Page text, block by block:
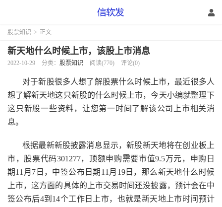
股票知识 > 正文
新天地什么时候上市，该股上市消息
2022-10-29 分类： 股票知识 阅读(770) 评论(0)
对于新股很多人想了解股票什么时候上市，最近很多人
想了解新天地这只新股的什么时候上市，今天小编就整理下
这只新股一些资料，让您第一时间了解该公司上市相关消
息。
根据最新新股披露消息显示，新股新天地将在创业板上
市，股票代码301277，顶额申购需要市值9.5万元，申购日
期11月7日，中签公布日期11月19日，那么新天地什么时候
上市，这方面的具体的上市交易时间还没披露，预计会在中
签公布后4到14个工作日上市，也就是新天地上市时间预计